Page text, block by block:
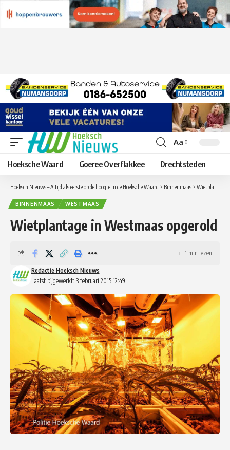
Lettergrootte
aanpassen
Aa
Hoeksche Waard Goeree Overflakkee Drechtsteden
Hoeksch Nieuws – Altijd als eerste op de hoogte in de Hoeksche Waard > Binnenmaas > Wietplantage in Westmaas opgerold
BINNENMAAS WESTMAAS
Wietplantage in Westmaas opgerold
Laatst bijgewerkt: 3 februari 2015 12:49
Redactie Hoeksch Nieuws
1 min lezen